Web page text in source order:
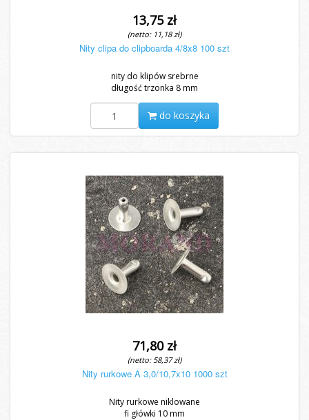
13,75 zł
(netto: 11,18 zł)
Nity clipa do clipboarda 4/8x8 100 szt
nity do klipów srebrne
długość trzonka 8 mm
do koszyka
71,80 zł
(netto: 58,37 zł)
Nity rurkowe A 3,0/10,7x10 1000 szt
Nity rurkowe niklowane
fi główki 10 mm